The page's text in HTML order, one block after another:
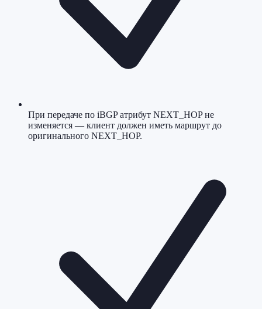
При передаче по iBGP атрибут NEXT_HOP не
изменяется — клиент должен иметь маршрут до
оригинального NEXT_HOP.